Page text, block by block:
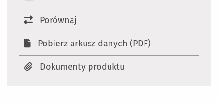
Porównaj
Pobierz arkusz danych (PDF)
Dokumenty produktu